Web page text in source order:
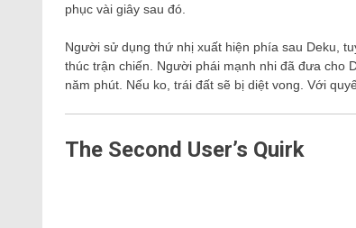
phục vài giây sau đó.
Người sử dụng thứ nhị xuất hiện phía sau Deku,
thúc trận chiến. Người phái mạnh nhi đã đưa cho
năm phút. Nếu ko, trái đất sẽ bị diệt vong. Với
The Second User’s Quirk